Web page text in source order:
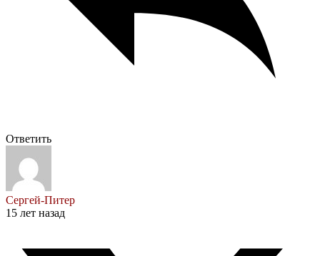
Ответить
Сергей-Питер
15 лет назад